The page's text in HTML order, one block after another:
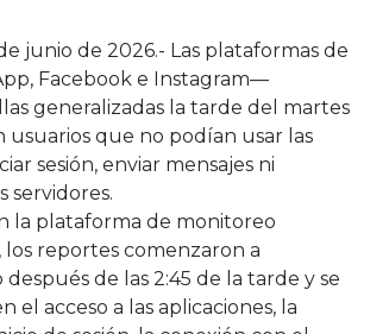
junio de 2026.- Las plataformas de
Facebook e Instagram—
generalizadas la tarde del martes
usuarios que no podían usar las
sesión, enviar mensajes ni
servidores.
la plataforma de monitoreo
reportes comenzaron a
después de las 2:45 de la tarde y se
el acceso a las aplicaciones, la